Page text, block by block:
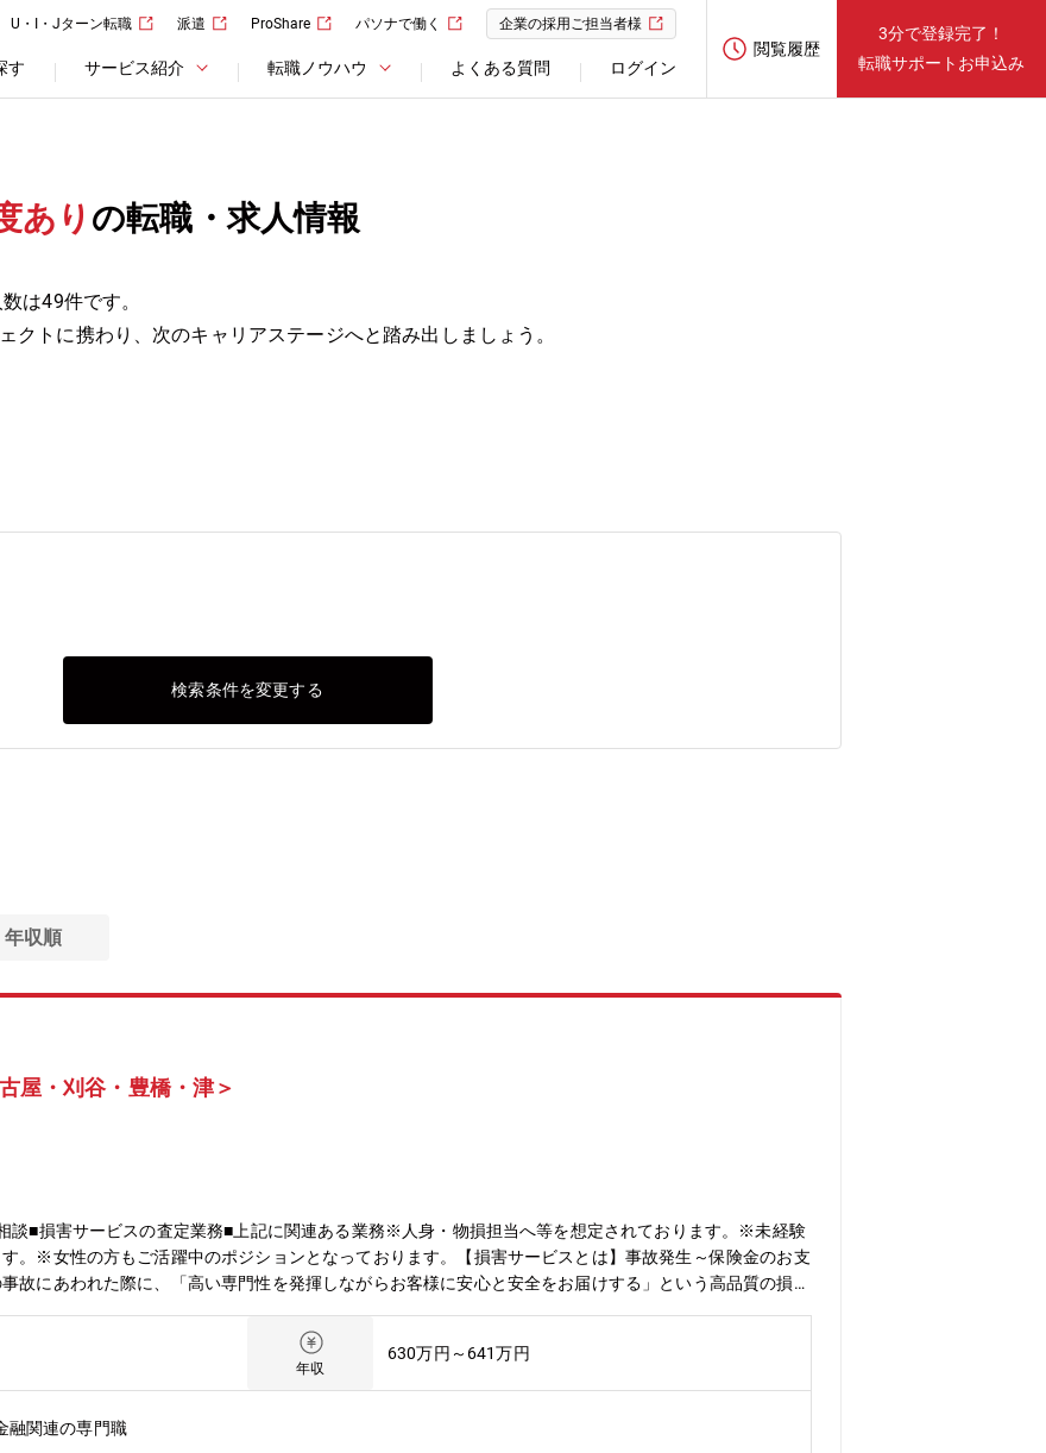
U・I・Jターン転職 派遣 ProShare パソナで働く 企業の採用ご担当者様
す サービス紹介 転職ノウハウ よくある質問 ログイン
閲覧履歴
3分で登録完了！
転職サポートお申込み
あり の転職・求人情報
は49件です。
クトに携わり、次のキャリアステージへと踏み出しましょう。
検索条件を変更する
年収順
屋・刈谷・豊橋・津＞
談■損害サービスの査定業務■上記に関連ある業務※人身・物損担当へ等を想定されております。※未経験
。※女性の方もご活躍中のポジションとなっております。【損害サービスとは】事故発生～保険金のお支
故にあわれた際に、「高い専門性を発揮しながらお客様に安心と安全をお届けする」という高品質の損害
定しております。・名古屋・刈谷・豊橋・津
年収
630万円～641万円
融関連の専門職